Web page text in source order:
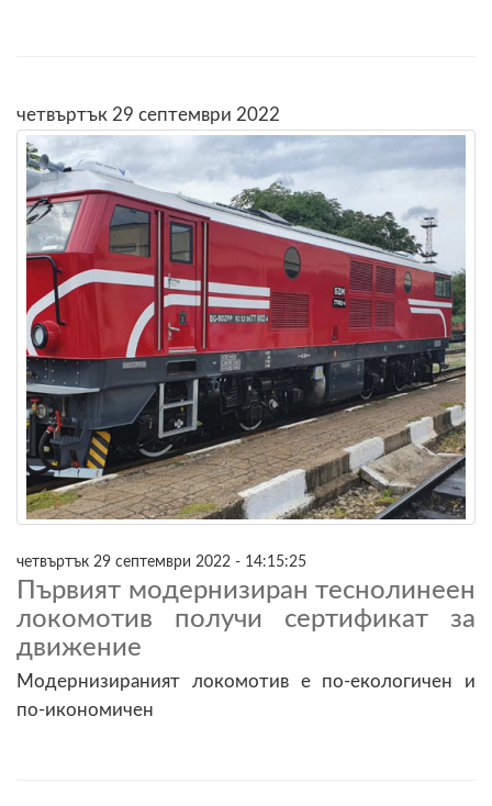
четвъртък 29 септември 2022
четвъртък 29 септември 2022 - 14:15:25
Първият модернизиран теснолинеен
локомотив получи сертификат за
движение
Модернизираният локомотив е по-екологичен и
по-икономичен